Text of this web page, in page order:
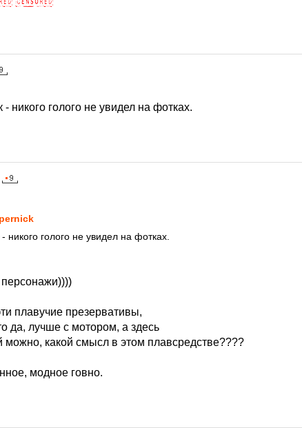
никого голого не увидел на фотках.
никого голого не увидел на фотках.
плавучие презервативы,
да, лучше с мотором, а здесь
можно, какой смысл в этом плавсредстве????
модное говно.